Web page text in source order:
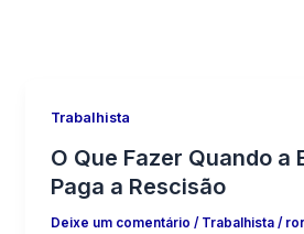
Trabalhista
O Que Fazer Quando a
Paga a Rescisão
Deixe um comentário / Trabalhista/